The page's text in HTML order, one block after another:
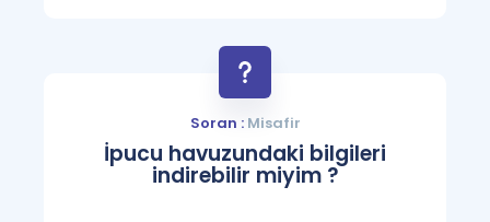
Soran :Misafir
İpucu havuzundaki bilgileri
indirebilir miyim ?